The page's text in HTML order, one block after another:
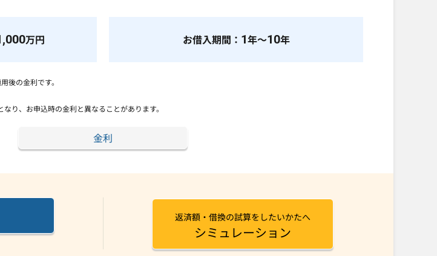
万円 お借入期間： 1年～10年
後の金利です。
り、お申込時の金利と異なることがあります。
金利
返済額・借換の試算をしたいかたへ
シミュレーション